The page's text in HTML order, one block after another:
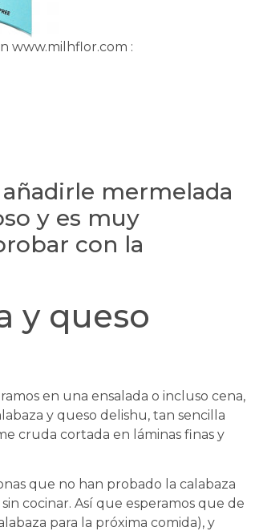
www.milhflor.com :
mermelada
y es muy
con la
y queso
en una ensalada o incluso cena,
y queso delishu, tan sencilla
cruda cortada en láminas finas y
que no han probado la calabaza
cocinar. Así que esperamos que de
para la próxima comida), y